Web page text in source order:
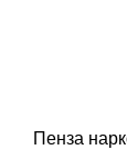
Пенза